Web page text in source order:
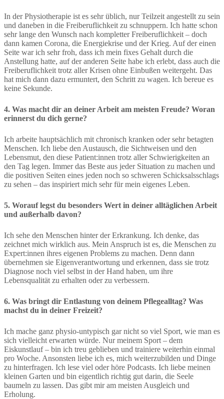
In der Physiotherapie ist es sehr üblich, nur Teilzeit angestellt zu sein
und daneben in die Freiberuflichkeit zu schnuppern. Ich hatte schon
sehr lange den Wunsch nach kompletter Freiberuflichkeit – doch
dann kamen Corona, die Energiekrise und der Krieg. Auf der einen
Seite war ich sehr froh, dass ich mein fixes Gehalt durch die
Anstellung hatte, auf der anderen Seite habe ich erlebt, dass auch die
Freiberuflichkeit trotz aller Krisen ohne Einbußen weitergeht. Das
hat mich dann dazu ermuntert, den Schritt zu wagen. Ich bereue es
keine Sekunde.
4. Was macht dir an deiner Arbeit am meisten Freude? Woran
erinnerst du dich gerne?
Ich arbeite hauptsächlich mit chronisch kranken oder sehr betagten
Menschen. Ich liebe den Austausch, die Sichtweisen und den
Lebensmut, den diese Patient:innen trotz aller Schwierigkeiten an
den Tag legen. Immer das Beste aus jeder Situation zu machen und
die positiven Seiten eines jeden noch so schweren Schicksalsschlags
zu sehen – das inspiriert mich sehr für mein eigenes Leben.
5. Worauf legst du besonders Wert in deiner alltäglichen Arbeit
und außerhalb davon?
Ich sehe den Menschen hinter der Erkrankung. Ich denke, das
zeichnet mich wirklich aus. Mein Anspruch ist es, die Menschen zu
Expert:innen ihres eigenen Problems zu machen. Denn dann
übernehmen sie Eigenverantwortung und erkennen, dass sie trotz
Diagnose noch viel selbst in der Hand haben, um ihre
Lebensqualität zu erhalten oder zu verbessern.
6. Was bringt dir Entlastung von deinem Pflegealltag? Was
machst du in deiner Freizeit?
Ich mache ganz physio-untypisch gar nicht so viel Sport, wie man es
sich vielleicht erwarten würde. Nur meinem Sport – dem
Eiskunstlauf – bin ich treu geblieben und trainiere weiterhin einmal
pro Woche. Ansonsten liebe ich es, mich weiterzubilden und Dinge
zu hinterfragen. Ich lese viel oder höre Podcasts. Ich liebe meinen
kleinen Garten und bin eigentlich richtig gut darin, die Seele
baumeln zu lassen. Das gibt mir am meisten Ausgleich und
Erholung.